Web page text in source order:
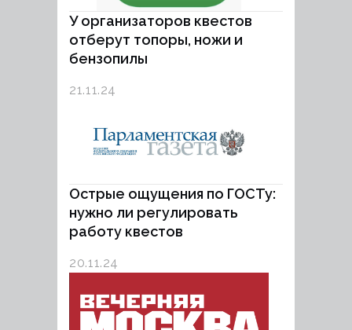
У организаторов квестов
отберут топоры, ножи и
бензопилы
21.11.24
Острые ощущения по ГОСТу:
нужно ли регулировать
работу квестов
20.11.24